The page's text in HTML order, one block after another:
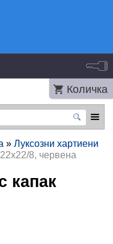
Количка
» Луксозни хартиени
8, червена
капак